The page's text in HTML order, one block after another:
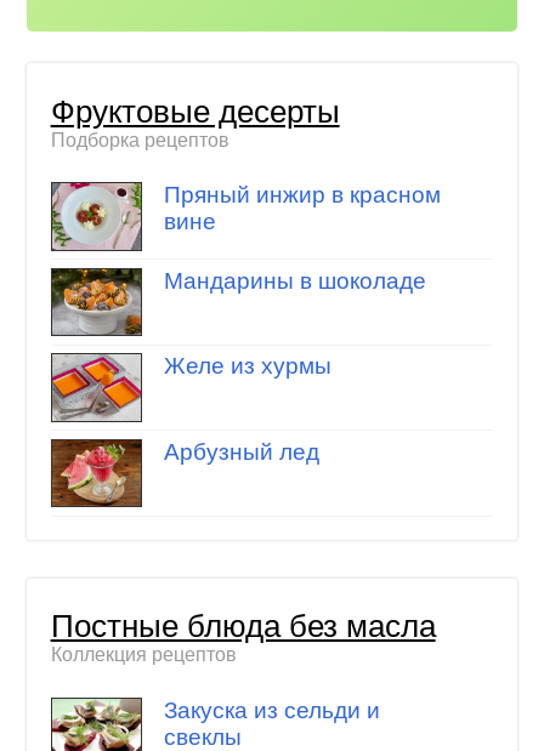
Фруктовые десерты
Подборка рецептов
Пряный инжир в красном
вине
Мандарины в шоколаде
Желе из хурмы
Арбузный лед
Постные блюда без масла
Коллекция рецептов
Закуска из сельди и
свеклы